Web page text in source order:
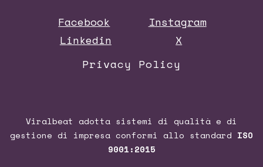
Facebook
Instagram
Linkedin
X
Privacy Policy
Viralbeat adotta sistemi di qualità e di
gestione di impresa conformi allo standard ISO
9001:2015